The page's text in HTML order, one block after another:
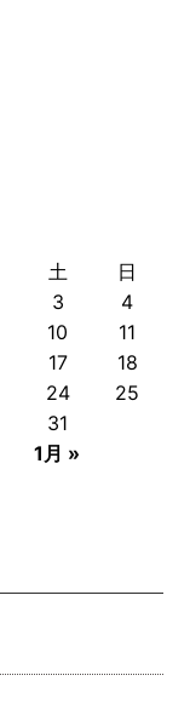
土 日
1月 »
3
4
10
11
17
18
24
25
31